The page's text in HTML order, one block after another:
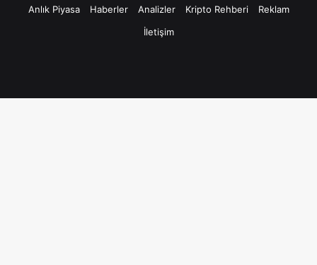
Anlık Piyasa
Haberler Analizler Kripto Rehberi
Reklam
İletişim